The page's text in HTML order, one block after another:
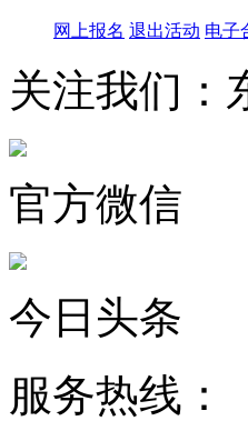
网上报名 退出活动 电子
关注我们：
官方微信
今日头条
服务热线：